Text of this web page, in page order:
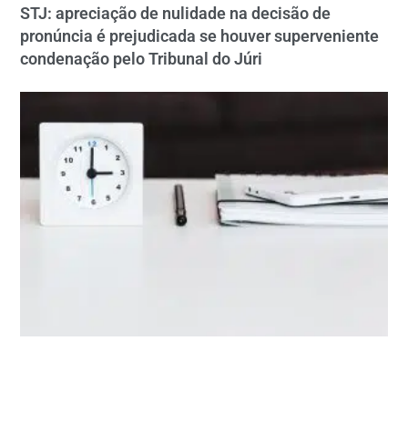
STJ: apreciação de nulidade na decisão de
pronúncia é prejudicada se houver superveniente
condenação pelo Tribunal do Júri